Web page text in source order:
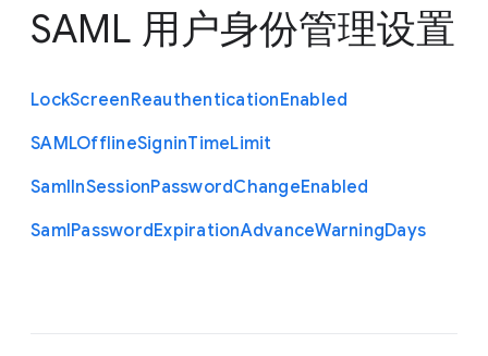
SAML 用户身份管理设置
LockScreenReauthenticationEnabled
SAMLOfflineSigninTimeLimit
SamlInSessionPasswordChangeEnabled
SamlPasswordExpirationAdvanceWarningDays